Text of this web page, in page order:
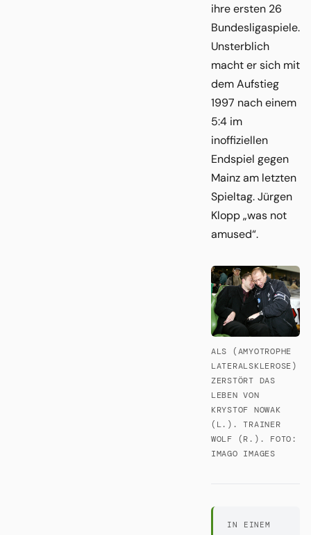
ihre ersten 26
Bundesligaspiele.
Unsterblich
macht er sich mit
dem Aufstieg
1997 nach einem
5:4 im
inoffiziellen
Endspiel gegen
Mainz am letzten
Spieltag. Jürgen
Klopp „was not
amused“.
ALS (AMYOTROPHE
LATERALSKLEROSE)
ZERSTÖRT DAS
LEBEN VON
KRYSTOF NOWAK
(L.). TRAINER
WOLF (R.). FOTO:
IMAGO IMAGES
IN EINEM